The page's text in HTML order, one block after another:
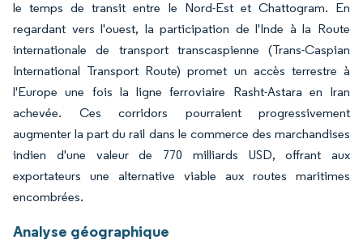
le temps de transit entre le Nord-Est et Chattogram. En
regardant vers l'ouest, la participation de l'Inde à la Route
internationale de transport transcaspienne (Trans-Caspian
International Transport Route) promet un accès terrestre à
l'Europe une fois la ligne ferroviaire Rasht-Astara en Iran
achevée. Ces corridors pourraient progressivement
augmenter la part du rail dans le commerce des marchandises
indien d'une valeur de 770 milliards USD, offrant aux
exportateurs une alternative viable aux routes maritimes
encombrées.
Analyse géographique